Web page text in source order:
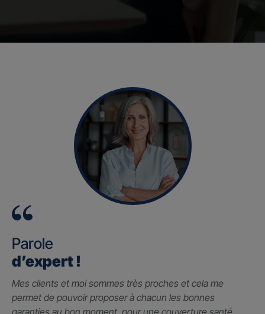
Parole
d’expert !
Mes clients et moi sommes très proches et cela me
permet de pouvoir proposer à chacun les bonnes